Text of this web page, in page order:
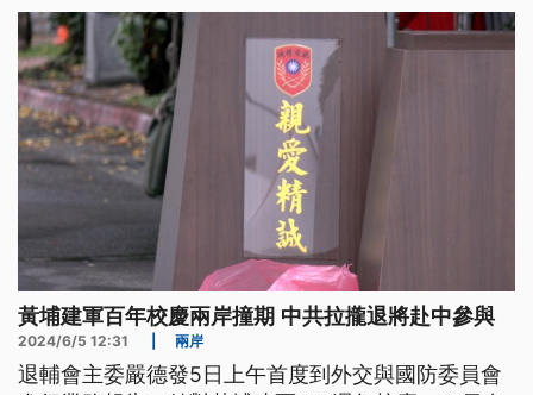
黃埔建軍百年校慶兩岸撞期 中共拉攏退將赴中參與
2024/6/5 12:31 兩岸
退輔會主委嚴德發5日上午首度到外交與國防委員會